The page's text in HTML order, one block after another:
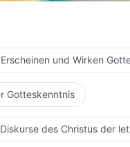
und Wirken
Gotteskenntnis
des Christus der